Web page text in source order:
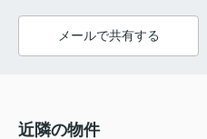
メールで共有する
近隣の物件